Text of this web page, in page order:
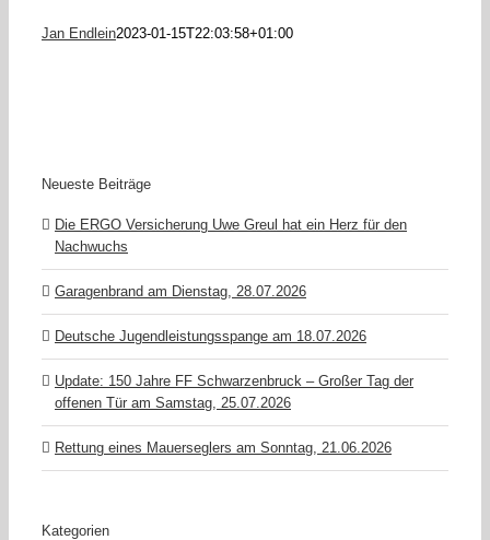
Jan Endlein2023-01-15T22:03:58+01:00
Neueste Beiträge
Die ERGO Versicherung Uwe Greul hat ein Herz für den
Nachwuchs
Garagenbrand am Dienstag, 28.07.2026
Deutsche Jugendleistungsspange am 18.07.2026
Update: 150 Jahre FF Schwarzenbruck – Großer Tag der
offenen Tür am Samstag, 25.07.2026
Rettung eines Mauerseglers am Sonntag, 21.06.2026
Kategorien